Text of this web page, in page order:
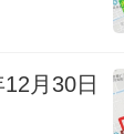
月30日